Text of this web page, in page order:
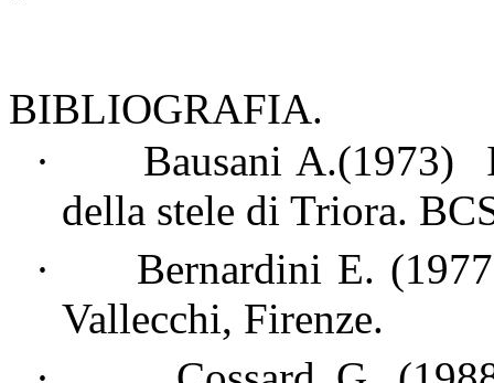
BIBLIOGRAFIA.
·
Bausani A.(1973)
della stele di Triora.
·
Bernardini E.
Vallecchi, Firenze.